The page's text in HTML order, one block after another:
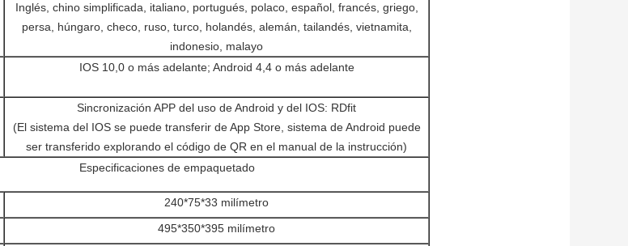
Inglés, chino simplificada, italiano, portugués, polaco, español, francés, griego,
persa, húngaro, checo, ruso, turco, holandés, alemán, tailandés, vietnamita,
indonesio, malayo
IOS 10,0 o más adelante; Android 4,4 o más adelante
Sincronización APP del uso de Android y del IOS: RDfit
(El sistema del IOS se puede transferir de App Store, sistema de Android puede
ser transferido explorando el código de QR en el manual de la instrucción)
Especificaciones de empaquetado
240*75*33 milímetro
495*350*395 milímetro